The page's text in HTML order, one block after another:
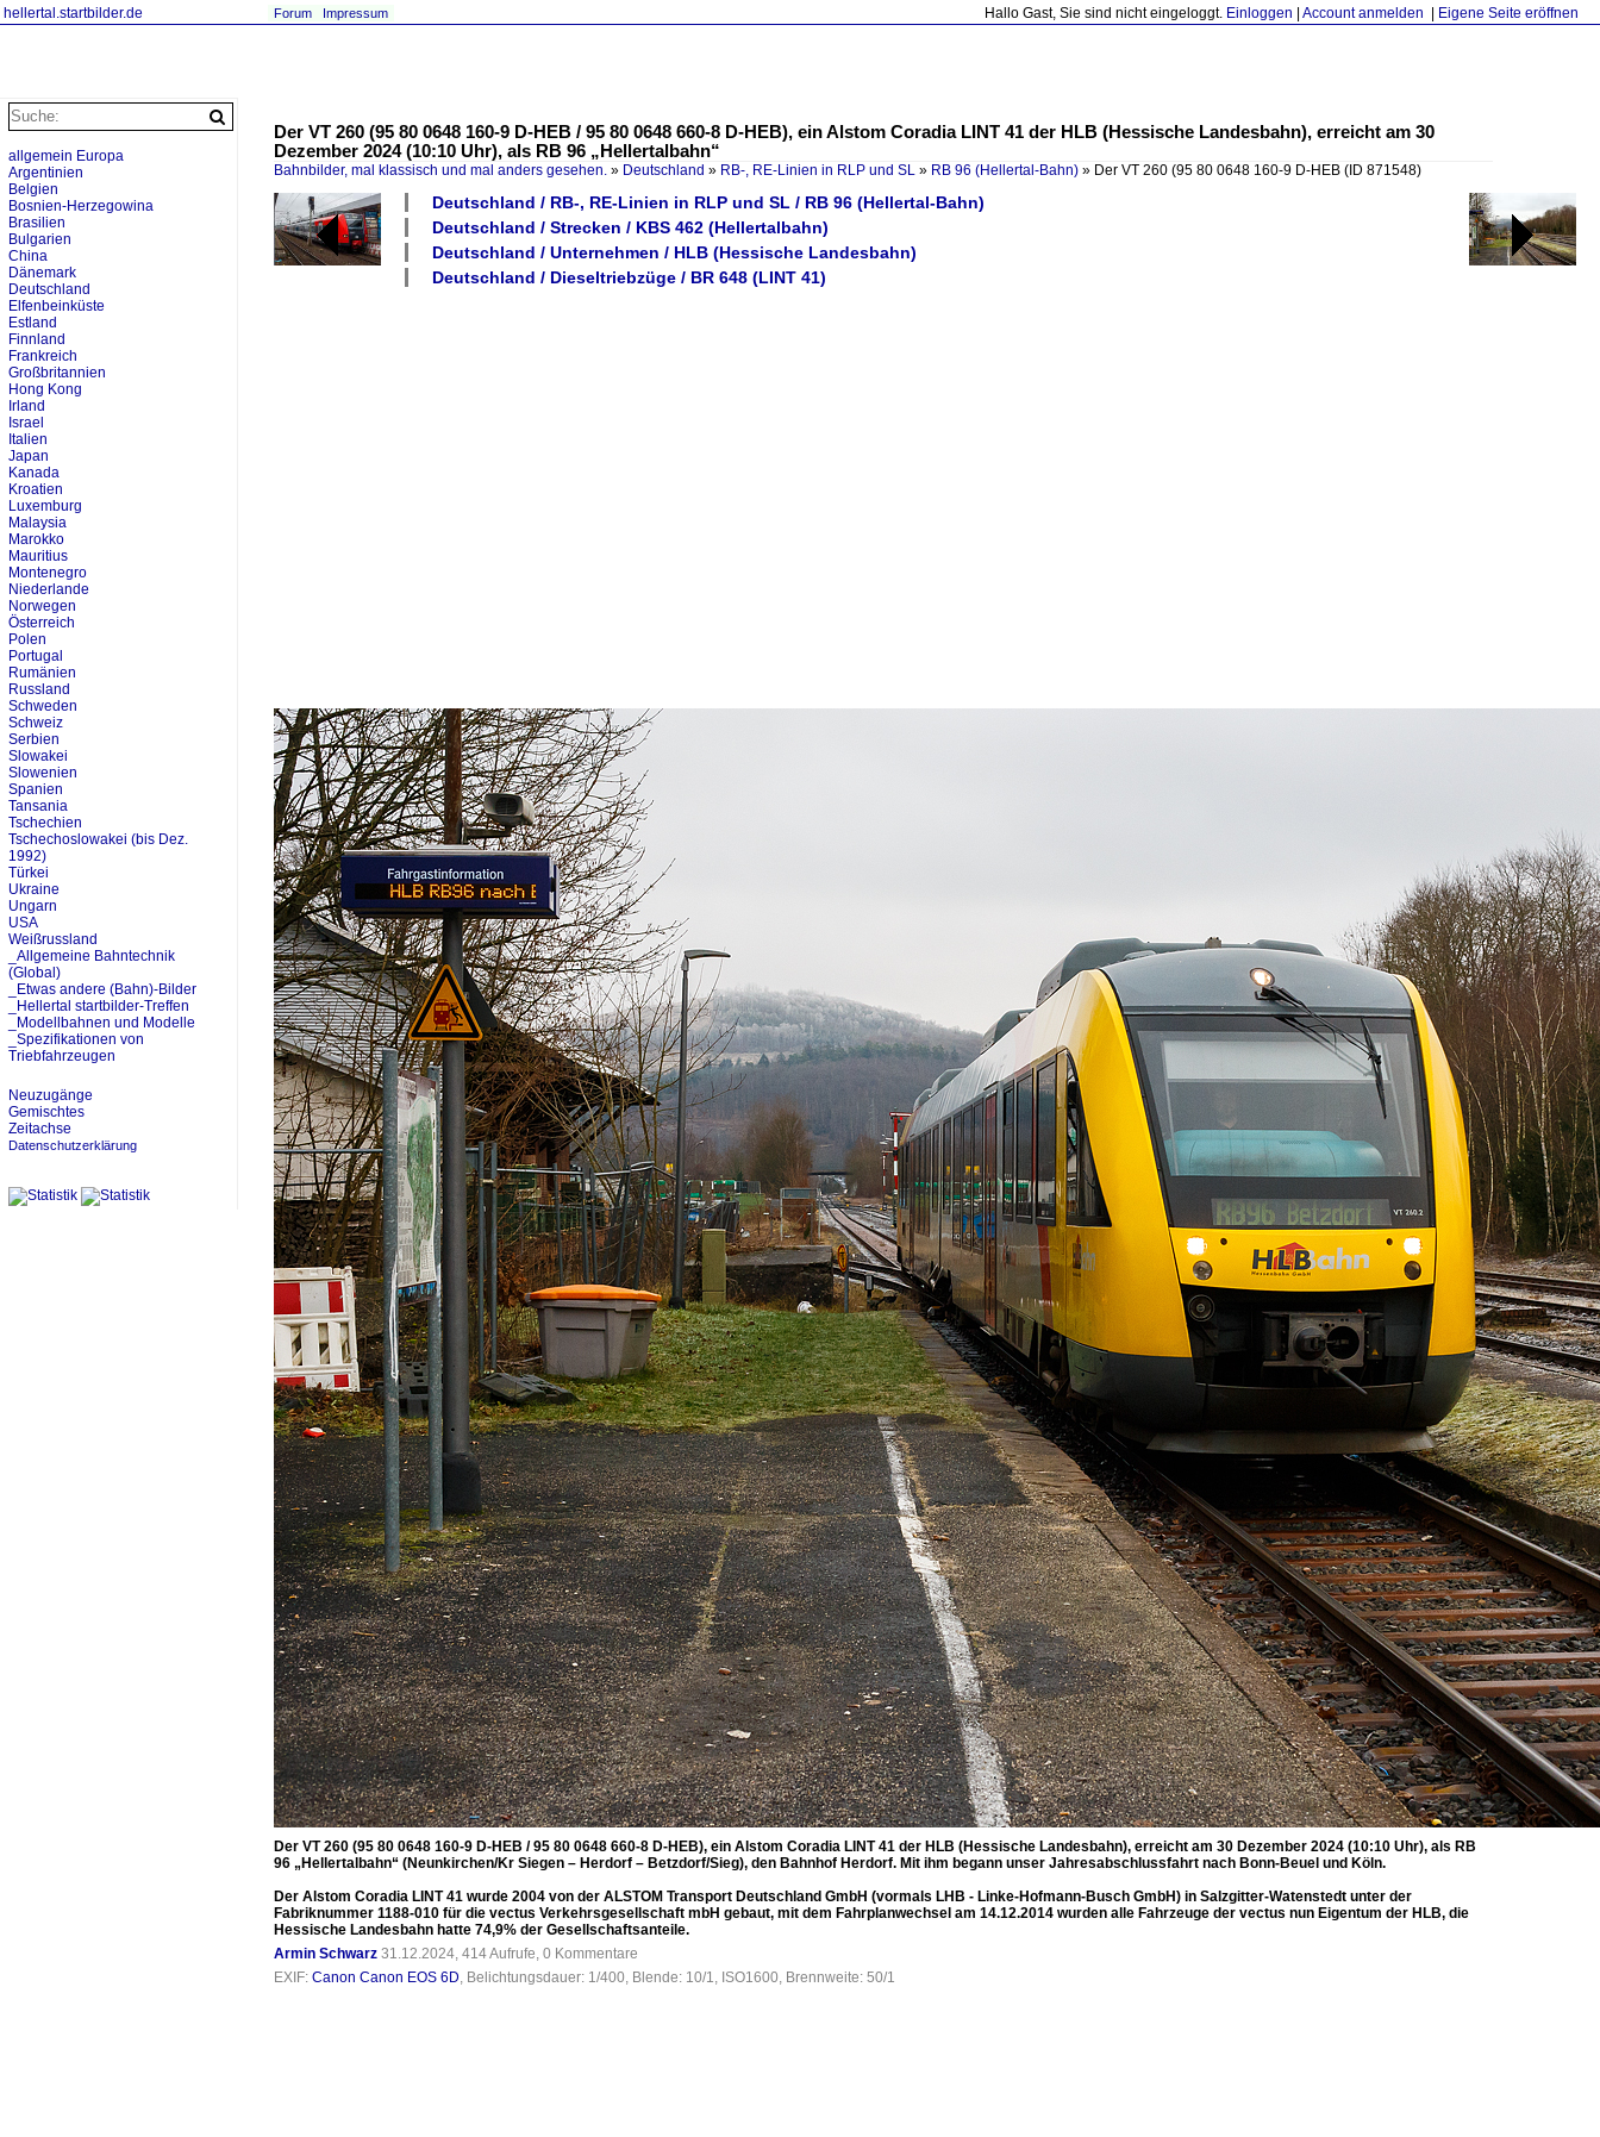
hellertal.startbilder.de Hallo Gast, Sie sind nicht eingeloggt. Einloggen Account anmelden Eigene Seite eröffnen
Forum Impressum
Der VT 260 (95 80 0648 160-9 D-HEB / 95 80 0648 660-8 D-HEB), ein Alstom Coradia LINT 41 der HLB (Hessische Landesbahn), erreicht am 30
Dezember 2024 (10:10 Uhr), als RB 96 „Hellertalbahn“
Bahnbilder, mal klassisch und mal anders gesehen. » Deutschland » RB-, RE-Linien in RLP und SL » RB 96 (Hellertal-Bahn) » Der VT 260 (95 80 0648 160-9 D-HEB (ID 871548)
Deutschland / RB-, RE-Linien in RLP und SL / RB 96 (Hellertal-Bahn)
Deutschland / Strecken / KBS 462 (Hellertalbahn)
Deutschland / Unternehmen / HLB (Hessische Landesbahn)
Deutschland / Dieseltriebzüge / BR 648 (LINT 41)
Der VT 260 (95 80 0648 160-9 D-HEB / 95 80 0648 660-8 D-HEB), ein Alstom Coradia LINT 41 der HLB (Hessische Landesbahn), erreicht am 30 Dezember 2024 (10:10 Uhr), als RB
96 „Hellertalbahn“ (Neunkirchen/Kr Siegen – Herdorf – Betzdorf/Sieg), den Bahnhof Herdorf. Mit ihm begann unser Jahresabschlussfahrt nach Bonn-Beuel und Köln.
Der Alstom Coradia LINT 41 wurde 2004 von der ALSTOM Transport Deutschland GmbH (vormals LHB - Linke-Hofmann-Busch GmbH) in Salzgitter-Watenstedt unter der
Fabriknummer 1188-010 für die vectus Verkehrsgesellschaft mbH gebaut, mit dem Fahrplanwechsel am 14.12.2014 wurden alle Fahrzeuge der vectus nun Eigentum der HLB, die
Hessische Landesbahn hatte 74,9% der Gesellschaftsanteile.
Armin Schwarz 31.12.2024, 414 Aufrufe, 0 Kommentare
EXIF: Canon Canon EOS 6D, Belichtungsdauer: 1/400, Blende: 10/1, ISO1600, Brennweite: 50/1
allgemein Europa
Argentinien
Belgien
Bosnien-Herzegowina
Brasilien
Bulgarien
China
Dänemark
Deutschland
Elfenbeinküste
Estland
Finnland
Frankreich
Großbritannien
Hong Kong
Irland
Israel
Italien
Japan
Kanada
Kroatien
Luxemburg
Malaysia
Marokko
Mauritius
Montenegro
Niederlande
Norwegen
Österreich
Polen
Portugal
Rumänien
Russland
Schweden
Schweiz
Serbien
Slowakei
Slowenien
Spanien
Tansania
Tschechien
Tschechoslowakei (bis Dez.
1992)
Türkei
Ukraine
Ungarn
USA
Weißrussland
_Allgemeine Bahntechnik
(Global)
_Etwas andere (Bahn)-Bilder
_Hellertal startbilder-Treffen
_Modellbahnen und Modelle
_Spezifikationen von
Triebfahrzeugen
Neuzugänge
Gemischtes
Zeitachse
Datenschutzerklärung